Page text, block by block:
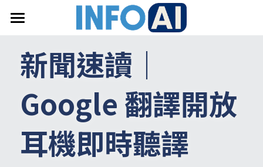
關於InfoAI
訂閱電子報
搜索
新聞速讀｜
Google 翻譯開放
耳機即時聽譯